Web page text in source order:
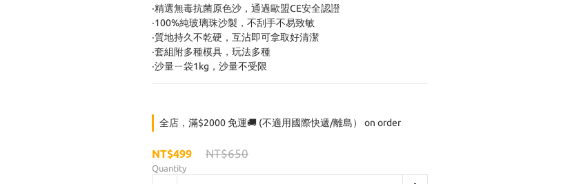
‧精選無毒抗菌原色沙，通過歐盟CE安全認證
‧100%純玻璃珠沙製，不刮手不易致敏
‧質地持久不乾硬，互沾即可拿取好清潔
‧套組附多種模具，玩法多種
‧沙量ㄧ袋1kg，沙量不受限
全店，滿$2000 免運🚚 (不適用國際快遞/離島） on order
NT$499 NT$650
Quantity